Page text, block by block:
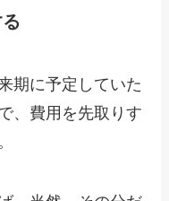
期に予定していた
、費用を先取りす